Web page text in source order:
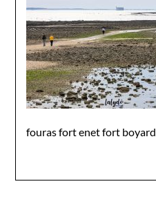
fouras fort enet fort boyard